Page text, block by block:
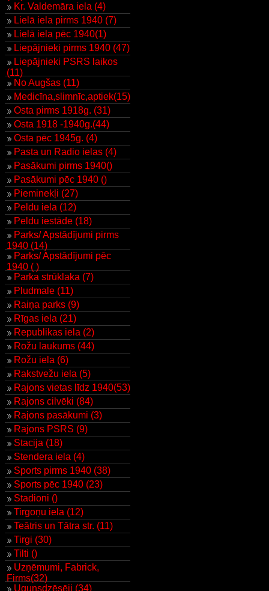
Kr. Valdemāra iela (4)
Lielā iela pirms 1940 (7)
Lielā iela pēc 1940(1)
Liepājnieki pirms 1940 (47)
Liepājnieki PSRS laikos
(11)
No Augšas (11)
Medicīna,slimnīc,aptiek(15)
Osta pirms 1918g. (31)
Osta 1918 -1940g.(44)
Osta pēc 1945g. (4)
Pasta un Radio ielas (4)
Pasākumi pirms 1940()
Pasākumi pēc 1940 ()
Pieminekļi (27)
Peldu iela (12)
Peldu iestāde (18)
Parks/ Apstādījumi pirms
1940 (14)
Parks/ Apstādījumi pēc
1940 ( )
Parka strūklaka (7)
Pludmale (11)
Raiņa parks (9)
Rīgas iela (21)
Republikas iela (2)
Rožu laukums (44)
Rožu iela (6)
Rakstvežu iela (5)
Rajons vietas līdz 1940(53)
Rajons cilvēki (84)
Rajons pasākumi (3)
Rajons PSRS (9)
Stacija (18)
Stendera iela (4)
Sports pirms 1940 (38)
Sports pēc 1940 (23)
Stadioni ()
Tirgoņu iela (12)
Teātris un Tātra str. (11)
Tirgi (30)
Tilti ()
Uzņēmumi, Fabrick,
Firms(32)
Ugunsdzēsēji (34)